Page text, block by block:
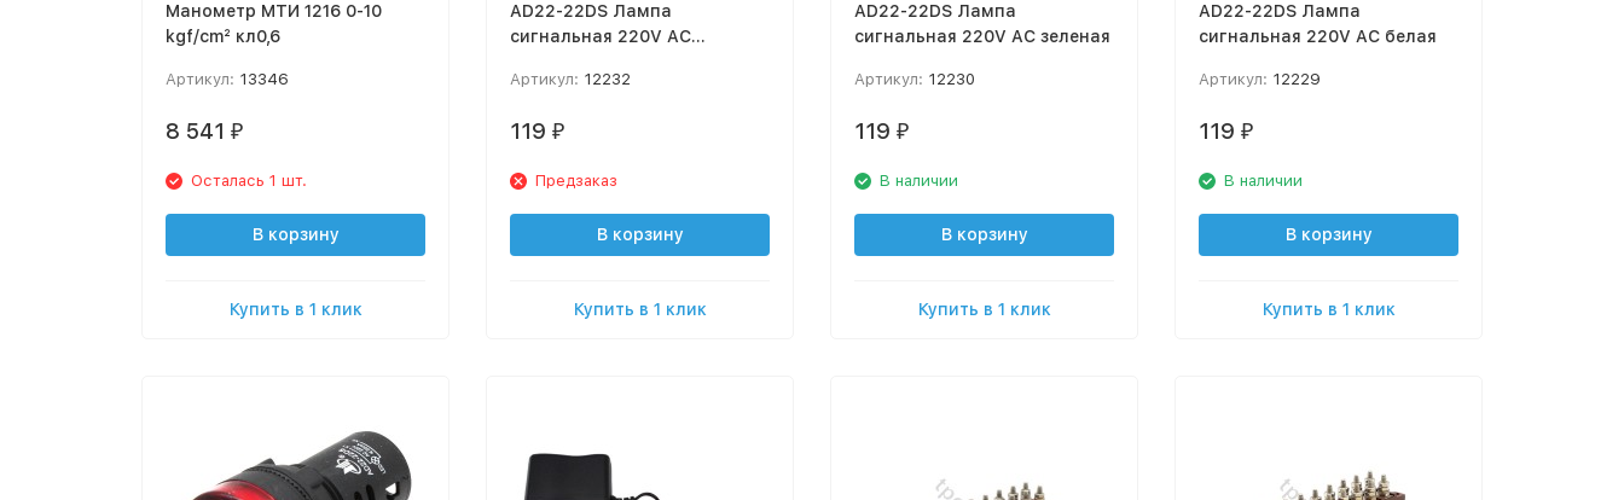
Манометр МТИ 1216 0-10
kgf/cm² кл0,6
Артикул: 13346
8 541 ₽
Осталась 1 шт.
В корзину
Купить в 1 клик
AD22-22DS Лампа
сигнальная 220V AC
Артикул: 12232
119 ₽
Предзаказ
В корзину
Купить в 1 клик
AD22-22DS Лампа
сигнальная 220V AC зеленая
Артикул: 12230
119 ₽
В наличии
В корзину
Купить в 1 клик
AD22-22DS Лампа
сигнальная 220V AC белая
Артикул: 12229
119 ₽
В наличии
В корзину
Купить в 1 клик